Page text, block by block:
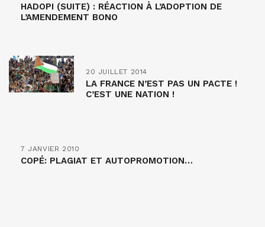
HADOPI (SUITE) : RÉACTION À L’ADOPTION DE
L’AMENDEMENT BONO
20 JUILLET 2014
LA FRANCE N’EST PAS UN PACTE !
C’EST UNE NATION !
7 JANVIER 2010
COPÉ: PLAGIAT ET AUTOPROMOTION…